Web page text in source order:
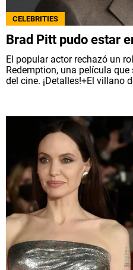
NETFLIX
PRIME VIDEO
APPLE TV+
CELEBRITIES
PASATIEMPOS
INFLUENCERS
SPOILER US
CELEBRITIES
Brad Pitt pudo estar
El popular actor rechazó un
Redemption, una película
del cine. ¡Detalles!+El villano